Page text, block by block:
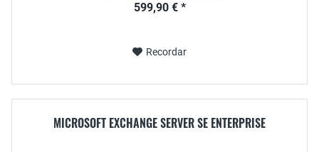
599,90 € *
Recordar
MICROSOFT EXCHANGE SERVER SE ENTERPRISE